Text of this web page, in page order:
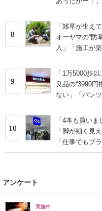
8
「雑草が生え
オーヤマの“防
入」「施工が楽
9
「1万5000歩
良品の“3990
ない」「パン
10
「4本も買い
「脚が細く見
「仕事でもプ
アンケート
実施中